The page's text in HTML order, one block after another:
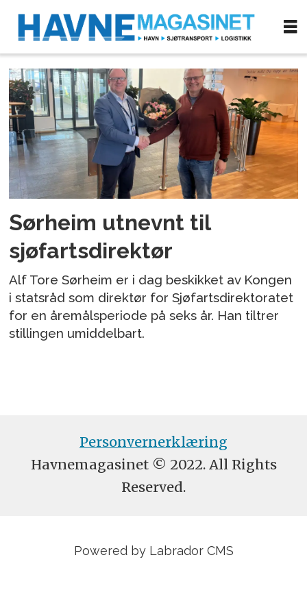
Tag:
stillingsutnevning
Sørheim utnevnt til
sjøfartsdirektør
Alf Tore Sørheim er i dag beskikket av Kongen
i statsråd som direktør for Sjøfartsdirektoratet
for en åremålsperiode på seks år. Han tiltrer
stillingen umiddelbart.
Personvernerklæring
Havnemagasinet © 2022. All Rights
Reserved.
Powered by Labrador CMS